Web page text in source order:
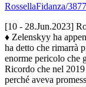
RossellaFidanza/
[10 - 28.Jun.2023]
♦ Zelenskyy ha
ha detto che rimarrà
enorme pericolo che
Ricordo che nel
perché aveva